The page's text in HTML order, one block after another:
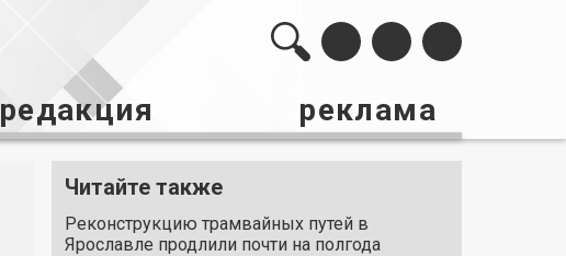
редакция реклама
Читайте также
Реконструкцию трамвайных путей в
Ярославле продлили почти на полгода